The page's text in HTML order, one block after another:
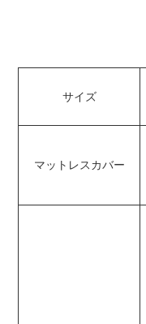
サイズ
マットレスカバー